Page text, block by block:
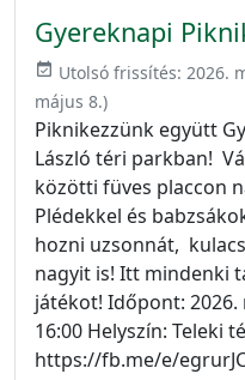
Gyereknapi
event_available Utolsó frissítés: 2026.
május 8.)
Piknikezzünk együtt
László téri parkban!
közötti füves placcon
Plédekkel és
hozni uzsonnát,
nagyit is! Itt mindenki
játékot! Időpont: 2026.
16:00 Helyszín: Teleki
https://fb.me/e/